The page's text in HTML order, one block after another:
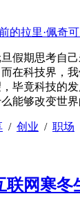
假期思考自
在科技界，
毕竟科技的
能够改变世
/ 创业 / 职场
联网寒冬